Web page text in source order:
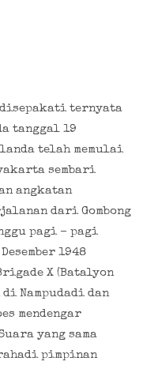
ternyata
tanggal 19
telah memulai
sembari
angkatan
dari Gombong
pagi – pagi
1948
X (Batalyon
Nampudadi dan
mendengar
yang sama
pimpinan